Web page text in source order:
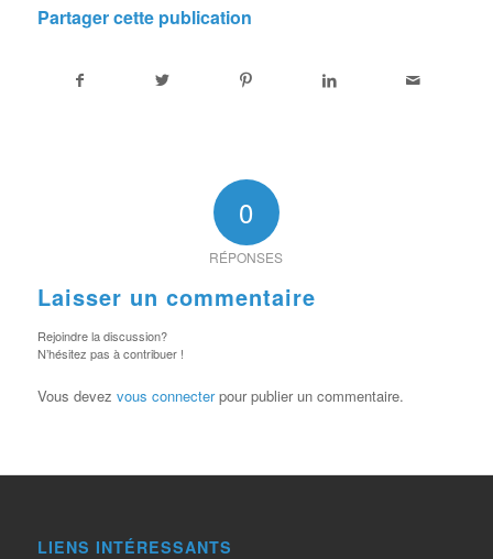
Partager cette publication
0
RÉPONSES
Laisser un commentaire
Rejoindre la discussion?
N’hésitez pas à contribuer !
Vous devez vous connecterpour publier un commentaire.
LIENS INTÉRESSANTS